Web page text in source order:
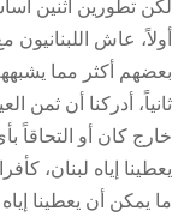
لكن تطورين اثنين
أولاً، عاش
بعضهم أكثر مما
ثانياً، أدركنا أن ثمن
خارج كان أو التحاقاً
يعطينا إياه لبنان،
ما يمكن أن يعطينا